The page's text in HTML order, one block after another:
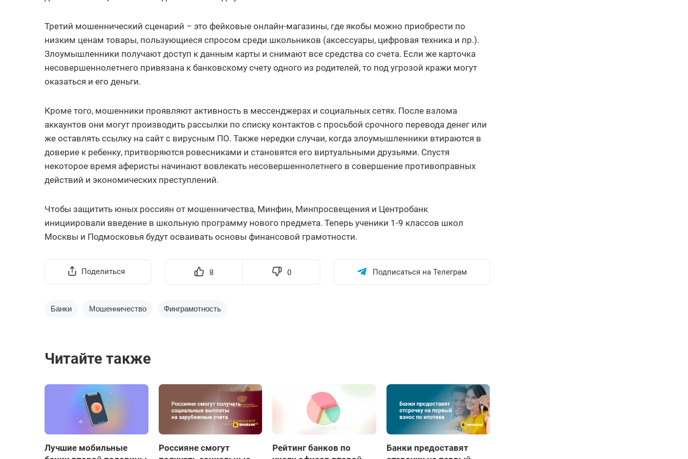
Третий мошеннический сценарий – это фейковые онлайн-магазины, где якобы можно приобрести по
низким ценам товары, пользующиеся спросом среди школьников (аксессуары, цифровая техника и пр.).
Злоумышленники получают доступ к данным карты и снимают все средства со счета. Если же карточка
несовершеннолетнего привязана к банковскому счету одного из родителей, то под угрозой кражи могут
оказаться и его деньги.
Кроме того, мошенники проявляют активность в мессенджерах и социальных сетях. После взлома
аккаунтов они могут производить рассылки по списку контактов с просьбой срочного перевода денег или
же оставлять ссылку на сайт с вирусным ПО. Также нередки случаи, когда злоумышленники втираются в
доверие к ребенку, притворяются ровесниками и становятся его виртуальными друзьями. Спустя
некоторое время аферисты начинают вовлекать несовершеннолетнего в совершение противоправных
действий и экономических преступлений.
Чтобы защитить юных россиян от мошенничества, Минфин, Минпросвещения и Центробанк
инициировали введение в школьную программу нового предмета. Теперь ученики 1-9 классов школ
Москвы и Подмосковья будут осваивать основы финансовой грамотности.
Поделиться 8 0 Подписаться на Телеграм
Банки Мошенничество Финграмотность
Читайте также
Лучшие мобильные
Россияне смогут
Рейтинг банков по
Банки предоставят